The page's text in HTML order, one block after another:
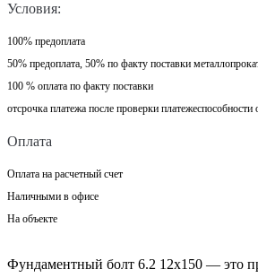
Условия:
100% предоплата
50% предоплата, 50% по факту поставки
100 % оплата по факту поставки
отсрочка платежа после проверки платежеспособности
Оплата
Оплата на расчетный счет
Наличными в офисе
На объекте
Фундаментный болт 6.2 12х150 — это